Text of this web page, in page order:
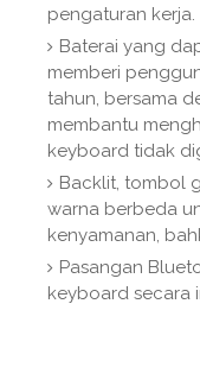
pengaturan kerja.
Baterai yang
memberi
tahun, bersama
membantu
keyboard tidak
Backlit, tombol
warna berbeda
kenyamanan,
Pasangan
keyboard secara